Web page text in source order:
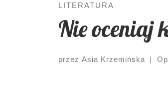
LITERATURA
Nie oceniaj
przez Asia Krzemińska |